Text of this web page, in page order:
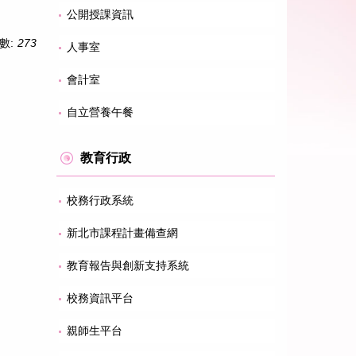
: 273
公開授課資訊
人事室
會計室
自立營養午餐
教育行政
校務行政系統
新北市課程計畫備查網
教育報告與創新支持系統
校務資訊平台
親師生平台